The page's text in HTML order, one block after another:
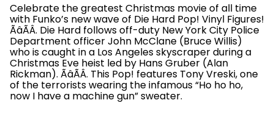
Celebrate the greatest Christmas movie of all time
with Funko’s new wave of Die Hard Pop! Vinyl Figures!
ÃâÃÂ. Die Hard follows off-duty New York City Police
Department officer John McClane (Bruce Willis)
who is caught in a Los Angeles skyscraper during a
Christmas Eve heist led by Hans Gruber (Alan
Rickman). ÃâÃÂ. This Pop! features Tony Vreski, one
of the terrorists wearing the infamous “Ho ho ho,
now I have a machine gun” sweater.